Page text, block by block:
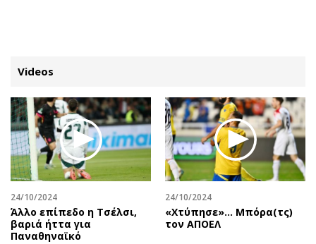
ΚΑΤΗΓΟΡΙΕΣ ΣΥΝΔΕΣΗ
Κύπρος
Παιδεία
Υγεία
Πολιτική
Βουλευτικές 2026
Απόψεις
Αρθρογραφία
The Hill
Υγεία
Αγγελίες
Videos
24/10/2024
Άλλο επίπεδο η Τσέλσι,
βαριά ήττα για
Παναθηναϊκό
24/10/2024
«Χτύπησε»… Μπόρα(τς)
τον ΑΠΟΕΛ